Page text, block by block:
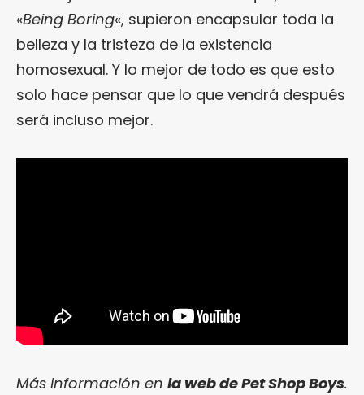
«Being Boring«, supieron encapsular toda la
belleza y la tristeza de la existencia
homosexual. Y lo mejor de todo es que esto
solo hace pensar que lo que vendrá después
será incluso mejor.
Más información en la web de Pet Shop Boys.